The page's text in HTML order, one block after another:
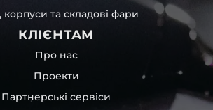
корпуси та складові фари
КЛІЄНТАМ
Про нас
Проекти
Партнерські сервіси